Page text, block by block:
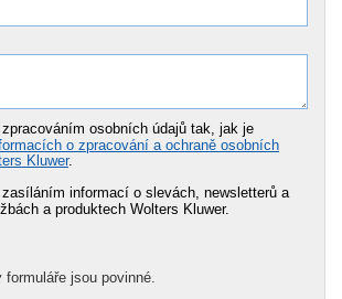
osobních údajů tak, jak je
o zpracování a ochraně osobních
Kluwer.
informací o slevách, newsletterů a
a produktech Wolters Kluwer.
jsou povinné.